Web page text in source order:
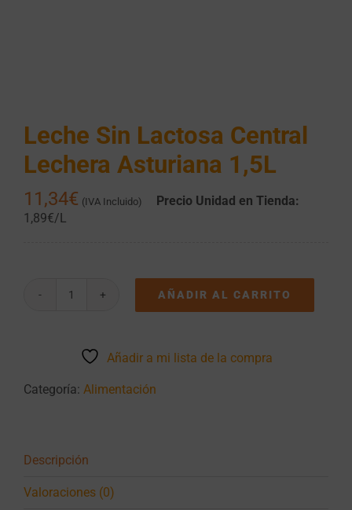
Leche Sin Lactosa Central
Lechera Asturiana 1,5L
11,34€ (IVA Incluido)
Precio Unidad en Tienda:
1,89€/L
Leche
Central
Lechera
1,5L
AÑADIR AL CARRITO
Añadir a mi lista de la compra
Categoría: Alimentación
Descripción
Valoraciones (0)